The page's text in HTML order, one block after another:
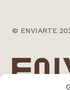
© ENVIARTE